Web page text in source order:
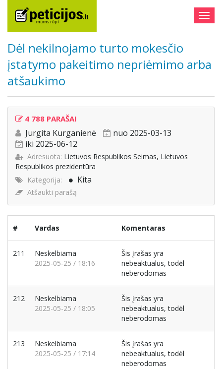
Dėl nekilnojamo turto mokesčio
įstatymo pakeitimo nepriėmimo arba
atšaukimo
4 788 PARAŠAI
Jurgita Kurganienė
nuo 2025-03-13
iki 2025-06-12
Adresuota: Lietuvos Respublikos Seimas, Lietuvos
Respublikos prezidentūra
Kategorija:
Kita
Atšaukti parašą
# Vardas Komentaras
211
Neskelbiama
2025-05-25 / 18:16
Šis įrašas yra
nebeaktualus, todėl
neberodomas
212
Neskelbiama
2025-05-25 / 18:05
Šis įrašas yra
nebeaktualus, todėl
neberodomas
213
Neskelbiama
2025-05-25 / 17:14
Šis įrašas yra
nebeaktualus, todėl
neberodomas